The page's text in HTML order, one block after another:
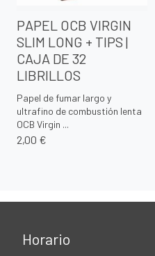
PAPEL OCB VIRGIN
SLIM LONG + TIPS |
CAJA DE 32
LIBRILLOS
Papel de fumar largo y
ultrafino de combustión lenta
OCB Virgin ...
2,00 €
Horario